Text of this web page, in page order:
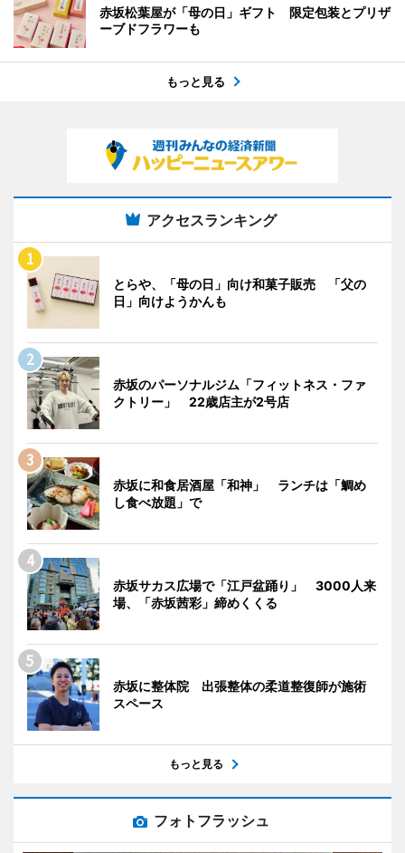
赤坂松葉屋が「母の日」ギフト 限定包装とプリザ
ーブドフラワーも
もっと見る
アクセスランキング
とらや、「母の日」向け和菓子販売 「父の
日」向けようかんも
赤坂のパーソナルジム「フィットネス・ファ
クトリー」 22歳店主が2号店
赤坂に和食居酒屋「和神」 ランチは「鯛め
し食べ放題」で
赤坂サカス広場で「江戸盆踊り」 3000人来
場、「赤坂茜彩」締めくくる
赤坂に整体院 出張整体の柔道整復師が施術
スペース
もっと見る
フォトフラッシュ